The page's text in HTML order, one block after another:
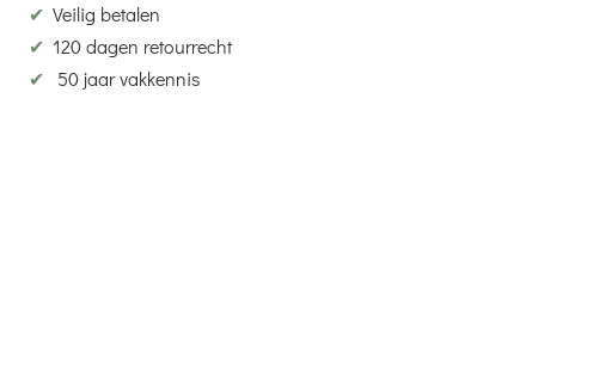
✔ Veilig betalen
✔ 120 dagen retourrecht
✔
50 jaar vakkennis